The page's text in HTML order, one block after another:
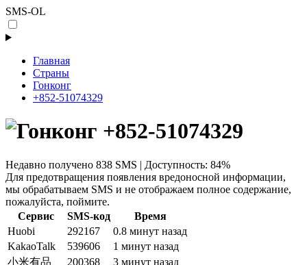
SMS-OL
Главная
Страны
Гонконг
+852-51074329
+852-51074329
Недавно получено 838 SMS | Доступность: 84%
Для предотвращения появления вредоносной информации,
мы обрабатываем SMS и не отображаем полное содержание,
пожалуйста, поймите.
Сервис
SMS-код
Время
Huobi
292167
0.8 минут назад
KakaoTalk
539606
1 минут назад
小米有品
200368
3 минут назад